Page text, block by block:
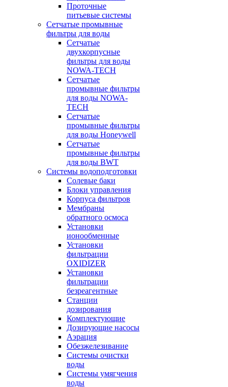
Проточные
питьевые системы
Сетчатые промывные
фильтры для воды
Сетчатые
двухкорпусные
фильтры для воды
NOWA-TECH
Сетчатые
промывные фильтры
для воды NOWA-
TECH
Сетчатые
промывные фильтры
для воды Honeywell
Сетчатые
промывные фильтры
для воды BWT
Системы водоподготовки
Солевые баки
Блоки управления
Корпуса фильтров
Мембраны
обратного осмоса
Установки
ионообменные
Установки
фильтрации
OXIDIZER
Установки
фильтрации
безреагентные
Станции
дозирования
Комплектующие
Дозирующие насосы
Аэрация
Обезжелезивание
Системы очистки
воды
Системы умягчения
воды